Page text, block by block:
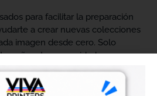
para facilitar la preparación
a crear nuevas colecciones
imagen desde cero. Solo
a tus necesidades, preparar
de impresión y producirlo con tu